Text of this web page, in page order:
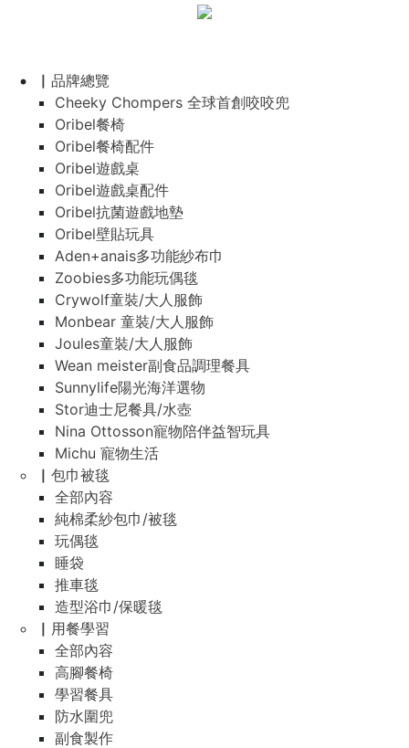
▏品牌總覽
Cheeky Chompers 全球首創咬咬兜
Oribel餐椅
Oribel餐椅配件
Oribel遊戲桌
Oribel遊戲桌配件
Oribel抗菌遊戲地墊
Oribel壁貼玩具
Aden+anais多功能紗布巾
Zoobies多功能玩偶毯
Crywolf童裝/大人服飾
Monbear 童裝/大人服飾
Joules童裝/大人服飾
Wean meister副食品調理餐具
Sunnylife陽光海洋選物
Stor迪士尼餐具/水壺
Nina Ottosson寵物陪伴益智玩具
Michu 寵物生活
▏包巾被毯
全部內容
純棉柔紗包巾/被毯
玩偶毯
睡袋
推車毯
造型浴巾/保暖毯
▏用餐學習
全部內容
高腳餐椅
學習餐具
防水圍兜
副食製作